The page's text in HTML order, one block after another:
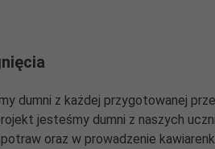
dumni z każdej przygotowanej
jesteśmy dumni z naszych
oraz w prowadzenie